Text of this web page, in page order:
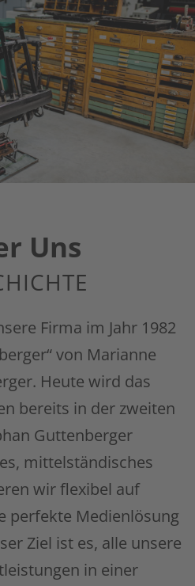
Uns
Firma im Jahr 1982
von Marianne
Heute wird das
bereits in der zweiten
Guttenberger
mittelständisches
wir flexibel auf
perfekte Medienlösung
Ziel ist es, alle unsere
in einer